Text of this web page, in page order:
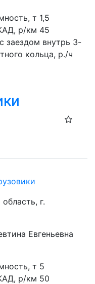
т 1,5
р/км 45
заездом внутрь 3-
кольца, р./ч
г.
Евгеньевна
т 5
р/км 50